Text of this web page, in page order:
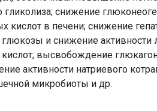
гликолиза; снижение
кислот в печени; снижение
и снижение активности
высвобождение
активности натриевого
микробиоты и др.